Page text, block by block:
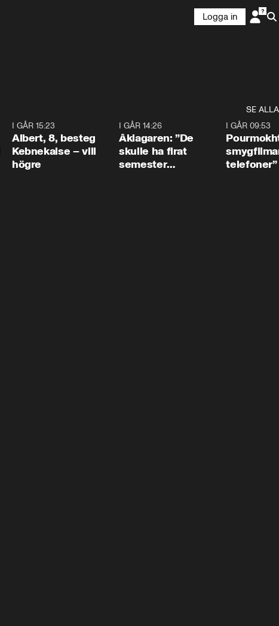
Logga in
SE ALLA
I GÅR 15:23
Albert, 8, besteg
Kebnekaise – vill
högre
I GÅR 14:26
Åklagaren: ”De
skulle ha firat
semester
I GÅR 09:53
telefoner”